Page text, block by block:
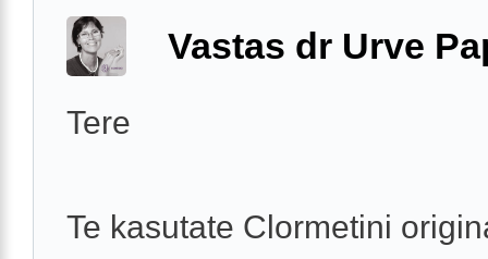
Vastas dr Urve
Tere
Te kasutate Clormetini